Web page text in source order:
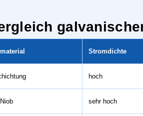
Stromdichte
hoch
sehr hoch